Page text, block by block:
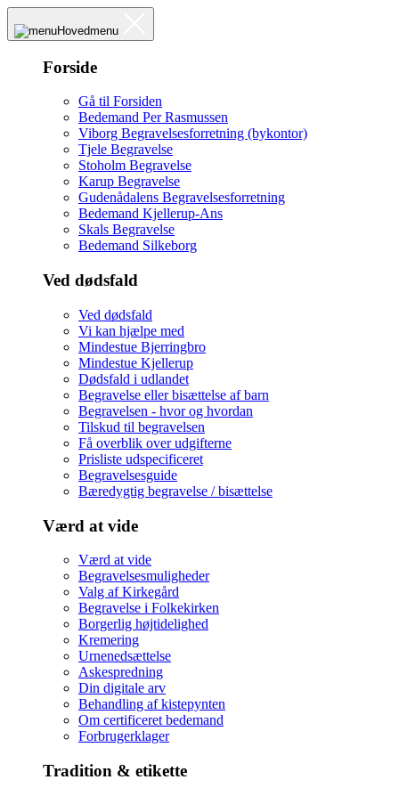
Hovedmenu
Forside
Gå til Forsiden
Bedemand Per Rasmussen
Viborg Begravelsesforretning (bykontor)
Tjele Begravelse
Stoholm Begravelse
Karup Begravelse
Gudenådalens Begravelsesforretning
Bedemand Kjellerup-Ans
Skals Begravelse
Bedemand Silkeborg
Ved dødsfald
Ved dødsfald
Vi kan hjælpe med
Mindestue Bjerringbro
Mindestue Kjellerup
Dødsfald i udlandet
Begravelse eller bisættelse af barn
Begravelsen - hvor og hvordan
Tilskud til begravelsen
Få overblik over udgifterne
Prisliste udspecificeret
Begravelsesguide
Bæredygtig begravelse / bisættelse
Værd at vide
Værd at vide
Begravelsesmuligheder
Valg af Kirkegård
Begravelse i Folkekirken
Borgerlig højtidelighed
Kremering
Urnenedsættelse
Askespredning
Din digitale arv
Behandling af kistepynten
Om certificeret bedemand
Forbrugerklager
Tradition & etikette